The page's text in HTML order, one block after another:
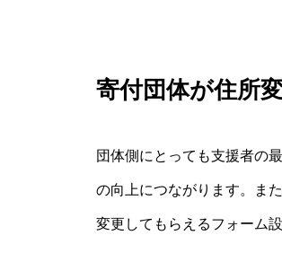
寄付団体が住所
団体側にとっても支援者の
の向上につながります。ま
変更してもらえるフォーム